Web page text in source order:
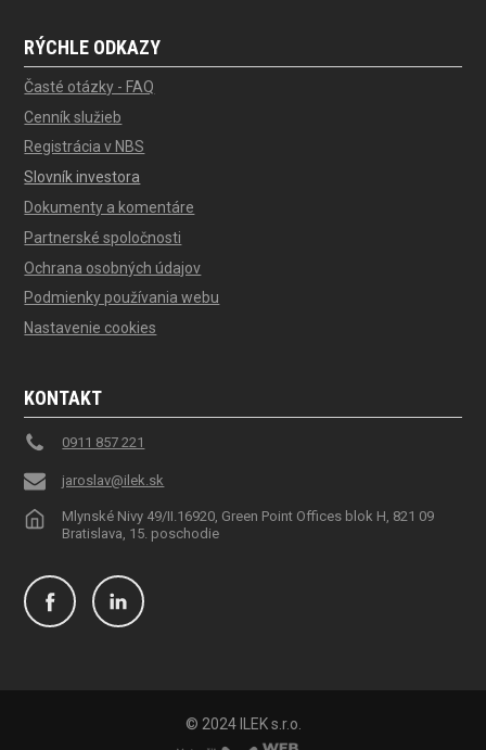
RÝCHLE ODKAZY
Časté otázky - FAQ
Cenník služieb
Registrácia v NBS
Slovník investora
Dokumenty a komentáre
Partnerské spoločnosti
Ochrana osobných údajov
Podmienky používania webu
Nastavenie cookies
KONTAKT
0911 857 221
jaroslav@ilek.sk
Mlynské Nivy 49/II.16920, Green Point Offices blok H, 821 09
Bratislava, 15. poschodie
© 2024 ILEK s.r.o.